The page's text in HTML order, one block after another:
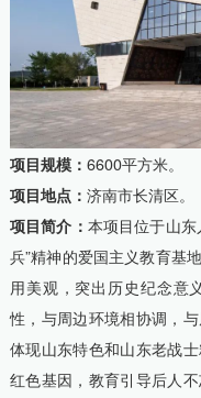
项目规模： 6600平方米。
项目地点： 济南市长清区。
项目简介： 本项目位于山
兵”精神的爱国主义教育基
用美观，突出历史纪念意
性，与周边环境相协调，
体现山东特色和山东老战
红色基因，教育引导后人